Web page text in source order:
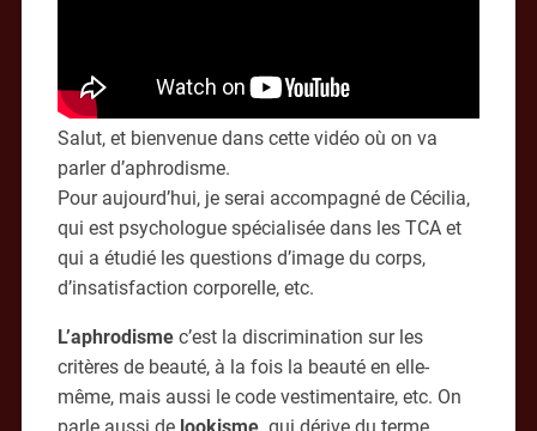
Salut, et bienvenue dans cette vidéo où on va
parler d’aphrodisme.
Pour aujourd’hui, je serai accompagné de Cécilia,
qui est psychologue spécialisée dans les TCA et
qui a étudié les questions d’image du corps,
d’insatisfaction corporelle, etc.
L’aphrodisme c’est la discrimination sur les
critères de beauté, à la fois la beauté en elle-
même, mais aussi le code vestimentaire, etc. On